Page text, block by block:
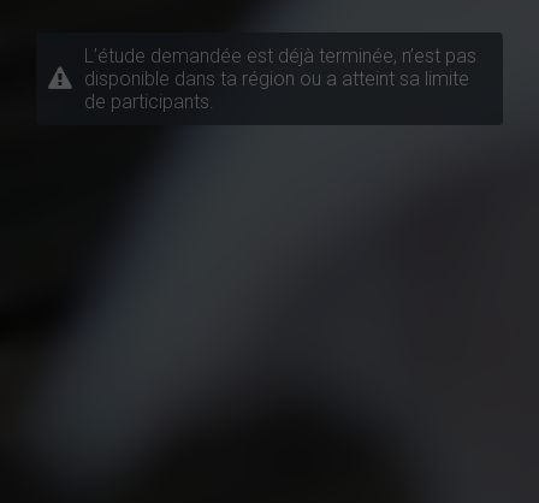
L’étude demandée est déjà terminée, n’est pas
disponible dans ta région ou a atteint sa limite
de participants.